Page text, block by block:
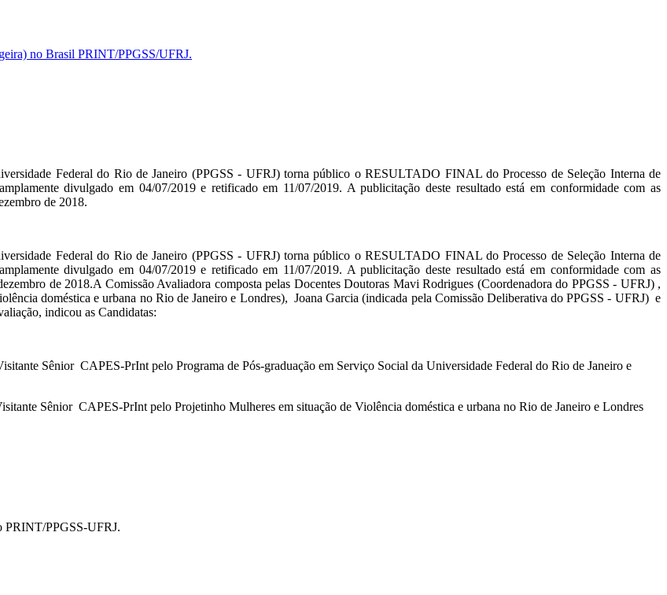
no Brasil PRINT/PPGSS/UFRJ.
Federal do Rio de Janeiro (PPGSS - UFRJ) torna público o RESULTADO FINAL do Processo de Seleção Interna de
divulgado em 04/07/2019 e retificado em 11/07/2019. A publicitação deste resultado está em conformidade com as
de 2018.
Federal do Rio de Janeiro (PPGSS - UFRJ) torna público o RESULTADO FINAL do Processo de Seleção Interna de
divulgado em 04/07/2019 e retificado em 11/07/2019. A publicitação deste resultado está em conformidade com as
de 2018.A Comissão Avaliadora composta pelas Docentes Doutoras Mavi Rodrigues (Coordenadora do PPGSS - UFRJ) ,
doméstica e urbana no Rio de Janeiro e Londres), Joana Garcia (indicada pela Comissão Deliberativa do PPGSS - UFRJ) e
indicou as Candidatas:
Sênior CAPES-PrInt pelo Programa de Pós-graduação em Serviço Social da Universidade Federal do Rio de Janeiro e
Sênior CAPES-PrInt pelo Projetinho Mulheres em situação de Violência doméstica e urbana no Rio de Janeiro e Londres
PRINT/PPGSS-UFRJ.